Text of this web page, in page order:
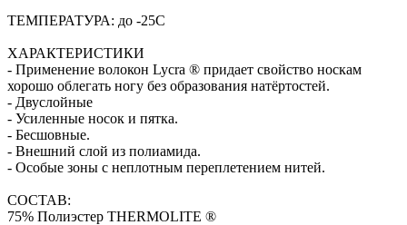
ТЕМПЕРАТУРА: до -25C
ХАРАКТЕРИСТИКИ
- Применение волокон Lycra ® придает свойство носкам
хорошо облегать ногу без образования натёртостей.
- Двуслойные
- Усиленные носок и пятка.
- Бесшовные.
- Внешний слой из полиамида.
- Особые зоны с неплотным переплетением нитей.
СОСТАВ:
75% Полиэстер THERMOLITE ®